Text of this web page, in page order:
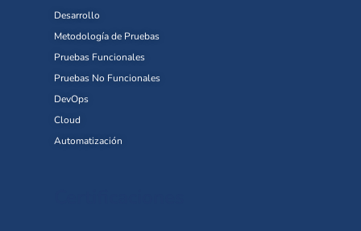
Desarrollo
Metodología de Pruebas
Pruebas Funcionales
Pruebas No Funcionales
DevOps
Cloud
Automatización